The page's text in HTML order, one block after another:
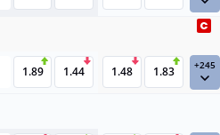
1.89 1.44 1.48 1.83 +245